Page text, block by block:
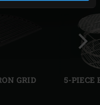
GRID 5-PIECE